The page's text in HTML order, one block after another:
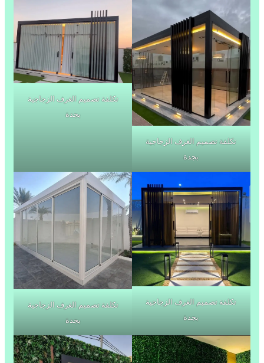
تكلفة تصميم الغرف الزجاجية
بجدة
تكلفة تصميم الغرف الزجاجية
بجدة
تكلفة تصميم الغرف الزجاجية
بجدة
تكلفة تصميم الغرف الزجاجية
بجدة